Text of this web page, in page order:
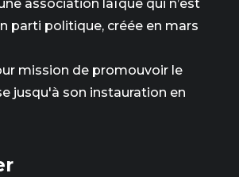
association laïque qui n’est
parti politique, créée en mars
mission de promouvoir le
jusqu'à son instauration en